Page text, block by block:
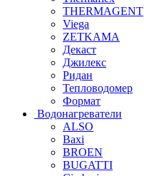
THERMAGENT
Viega
ZETKAMA
Декаст
Джилекс
Ридан
Тепловодомер
Формат
Водонагреватели
ALSO
Baxi
BROEN
BUGATTI